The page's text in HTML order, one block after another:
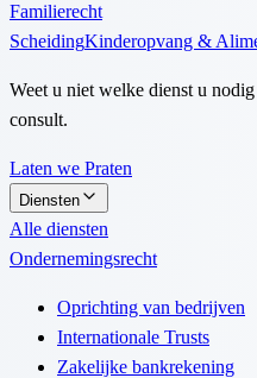
Familierecht
ScheidingKinderopvang &
Weet u niet welke dienst u
consult.
Laten we Praten
Diensten
Alle diensten
Ondernemingsrecht
Oprichting van bedrijven
Internationale Trusts
Zakelijke bankrekening